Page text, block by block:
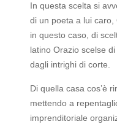
In questa scelta si
di un poeta a lui caro,
in questo caso, di
latino Orazio scelse
dagli intrighi di corte.
Di quella casa cos’è
mettendo a
imprenditoriale